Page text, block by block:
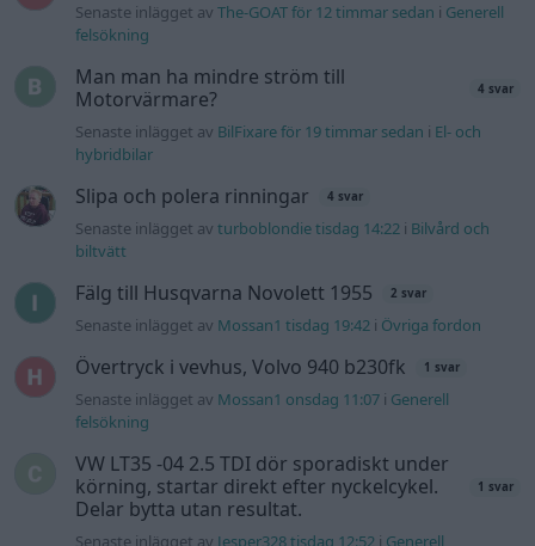
Senaste inlägget avThe-GOAT för 12 timmar sedan i Generell
felsökning
Man man ha mindre ström till
Motorvärmare?
4 svar
Senaste inlägget av BilFixare för 19 timmar sedan i El- och
hybridbilar
Slipa och polera rinningar 4 svar
Senaste inlägget avturboblondie tisdag 14:22 i Bilvård och
biltvätt
Fälg till Husqvarna Novolett 1955 2 svar
Senaste inlägget av Mossan1 tisdag 19:42 i Övriga fordon
Övertryck i vevhus, Volvo 940 b230fk 1 svar
Senaste inlägget av Mossan1 onsdag 11:07 i Generell
felsökning
VW LT35 -04 2.5 TDI dör sporadiskt under
körning, startar direkt efter nyckelcykel.
Delar bytta utan resultat.
1 svar
Senaste inlägget av Jesper328 tisdag 12:52 i Generell